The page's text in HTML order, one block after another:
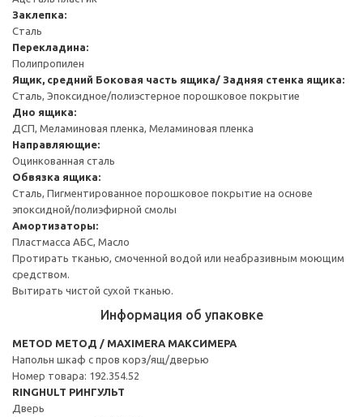
Заклепка:
Сталь
Перекладина:
Полипропилен
Ящик, средний Боковая часть ящика/ Задняя стенка ящика:
Сталь, Эпоксидное/полиэстерное порошковое покрытие
Дно ящика:
ДСП, Меламиновая пленка, Меламиновая пленка
Направляющие:
Оцинкованная сталь
Обвязка ящика:
Сталь, Пигментированное порошковое покрытие на основе
эпоксидной/полиэфирной смолы
Амортизаторы:
Пластмасса АБС, Масло
Протирать тканью, смоченной водой или неабразивным моющим
средством.
Вытирать чистой сухой тканью.
Информация об упаковке
METOD МЕТОД / MAXIMERA МАКСИМЕРА
Напольн шкаф с пров корз/ящ/дверью
Номер товара: 192.354.52
RINGHULT РИНГУЛЬТ
Дверь